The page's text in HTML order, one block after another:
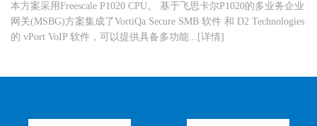
本方案采用Freescale P1020 CPU。 基于飞思卡尔P1020的多业务企业
网关(MSBG)方案集成了VortiQa Secure SMB 软件 和 D2 Technologies
的 vPort VoIP 软件，可以提供具备多功能...[详情]